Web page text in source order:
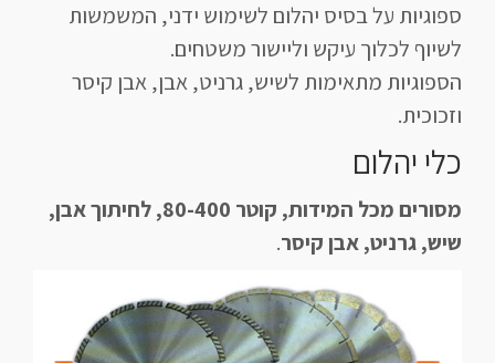
ספוגיות על בסיס יהלום לשימוש ידני, המשמשות
לשיוף לכלוך עיקש וליישור משטחים.
הספוגיות מתאימות לשיש, גרניט, אבן, אבן קיסר
וזכוכית.
כלי יהלום
מסורים מכל המידות, קוטר 80-400, לחיתוך אבן,
שיש, גרניט, אבן קיסר.